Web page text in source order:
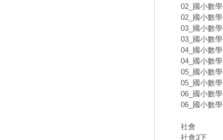
02_國小數
02_國小數
03_國小數
03_國小數
04_國小數
04_國小數
05_國小數
05_國小數
06_國小數
06_國小數
社會
社會3下